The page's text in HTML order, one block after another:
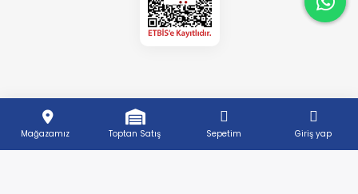
Mağazamız Toptan Satış Sepetim Giriş yap